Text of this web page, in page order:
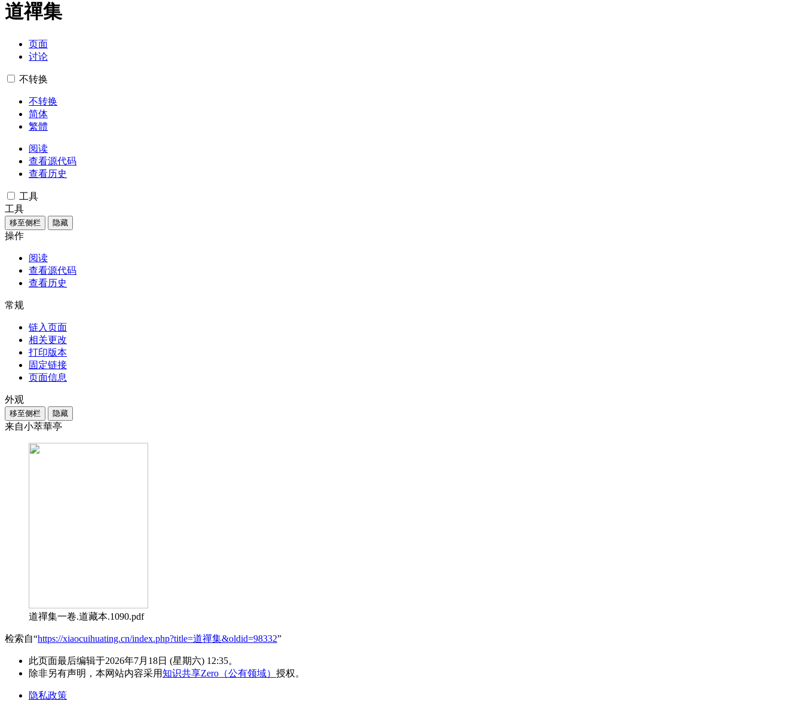
道禪集
页面
讨论
不转换
不转换
简体
繁體
阅读
查看源代码
查看历史
工具
工具
移至侧栏 隐藏
操作
阅读
查看源代码
查看历史
常规
链入页面
相关更改
打印版本
固定链接
页面信息
外观
移至侧栏 隐藏
来自小萃華亭
道禪集一卷.道藏本.1090.pdf
检索自“https://xiaocuihuating.cn/index.php?title=道禪集&oldid=98332”
此页面最后编辑于2026年7月18日 (星期六) 12:35。
除非另有声明，本网站内容采用知识共享Zero（公有领域） 授权。
隐私政策